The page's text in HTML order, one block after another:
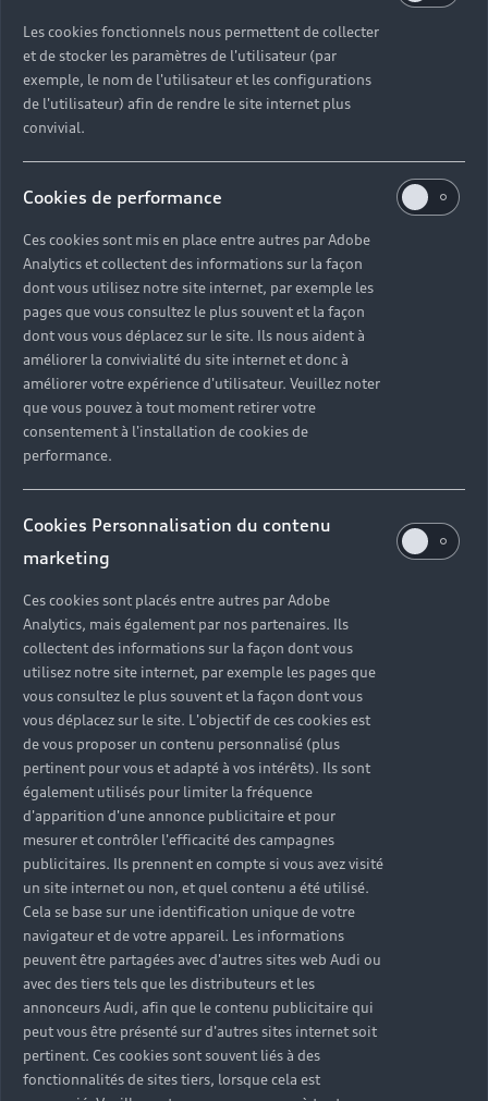
Les cookies fonctionnels nous permettent de collecter
et de stocker les paramètres de l'utilisateur (par
exemple, le nom de l'utilisateur et les configurations
de l'utilisateur) afin de rendre le site internet plus
convivial.
Cookies de performance
Ces cookies sont mis en place entre autres par Adobe
Analytics et collectent des informations sur la façon
dont vous utilisez notre site internet, par exemple les
pages que vous consultez le plus souvent et la façon
dont vous vous déplacez sur le site. Ils nous aident à
améliorer la convivialité du site internet et donc à
améliorer votre expérience d'utilisateur. Veuillez noter
que vous pouvez à tout moment retirer votre
consentement à l'installation de cookies de
performance.
Cookies Personnalisation du contenu
marketing
Ces cookies sont placés entre autres par Adobe
Analytics, mais également par nos partenaires. Ils
collectent des informations sur la façon dont vous
utilisez notre site internet, par exemple les pages que
vous consultez le plus souvent et la façon dont vous
vous déplacez sur le site. L'objectif de ces cookies est
de vous proposer un contenu personnalisé (plus
pertinent pour vous et adapté à vos intérêts). Ils sont
également utilisés pour limiter la fréquence
d'apparition d'une annonce publicitaire et pour
mesurer et contrôler l'efficacité des campagnes
publicitaires. Ils prennent en compte si vous avez visité
un site internet ou non, et quel contenu a été utilisé.
Cela se base sur une identification unique de votre
navigateur et de votre appareil. Les informations
peuvent être partagées avec d'autres sites web Audi ou
avec des tiers tels que les distributeurs et les
annonceurs Audi, afin que le contenu publicitaire qui
peut vous être présenté sur d'autres sites internet soit
pertinent. Ces cookies sont souvent liés à des
fonctionnalités de sites tiers, lorsque cela est